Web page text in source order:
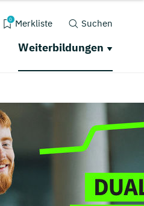
0 Merkliste Suchen
Weiterbildungen